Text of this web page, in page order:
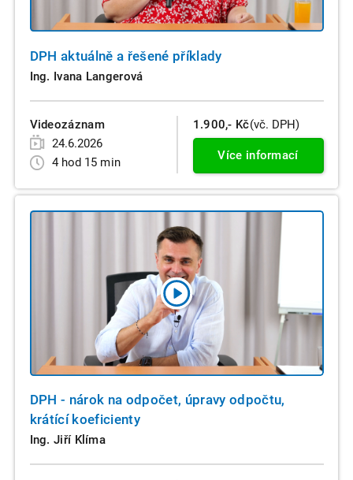
DPH aktuálně a řešené příklady
Ing. Ivana Langerová
Videozáznam
24.6.2026
4 hod 15 min
1.900,- Kč(vč. DPH)
Více informací
DPH - nárok na odpočet, úpravy odpočtu,
krátící koeficienty
Ing. Jiří Klíma